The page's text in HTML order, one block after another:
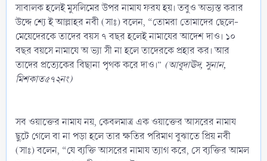
সাবালক হলেই মুসলিমের উপর নামায ফরয হয়। তবুও অভ্যস্ত করার
উদ্দে শ্যে ই আল্লাহর নবী (সাঃ) বলেন, “তোমরা তোমাদের ছেলে-
মেয়েদেরকে তাদের বয়স ৭ বছর হলেই নামাযের আদেশ দাও। ১০
বছর বয়সে নামাযে অ ভ্যা সী না হলে তাদেরকে প্রহার কর। আর
তাদের প্রত্যেকের বিছানা পৃথক করে দাও।” (আবূদাঊদ, সুনান,
মিশকাত৫৭২নং)
সব ওয়াক্তের নামায নয়, কেবলমাত্র এক ওয়াক্তের আসরের নামায
ছুটে গেলে বা না পড়া হলে তার ক্ষতির পরিমাণ বুঝাতে প্রিয় নবী
(সাঃ) বলেন, “যে ব্যক্তি আসরের নামায ত্যাগ করে, সে ব্যক্তির আমল